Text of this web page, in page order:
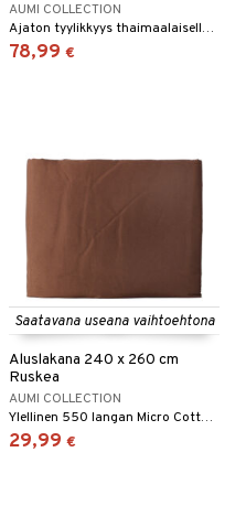
AUMI COLLECTION
Ajaton tyylikkyys thaimaalaisella matolla.
78,99 €
Saatavana useana vaihtoehtona
Aluslakana 240 x 260 cm
Ruskea
AUMI COLLECTION
Ylellinen 550 langan Micro Cotton -kuminauhalakana.
29,99 €